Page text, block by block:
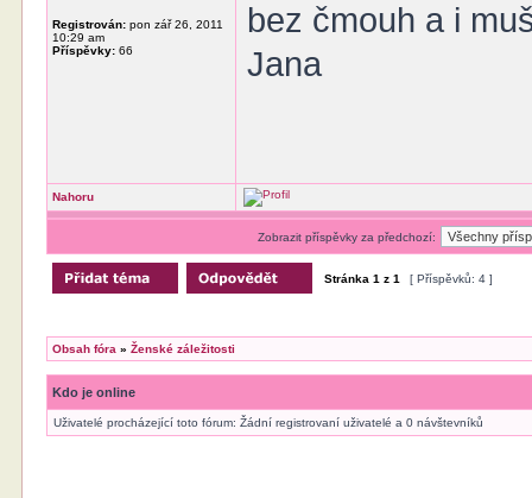
Registrován: pon zář 26, 2011
10:29 am
Příspěvky: 66
bez čmouh a i
Jana
Nahoru
Zobrazit příspěvky za předchozí:
Stránka1 z1 [ Příspěvků: 4 ]
Obsah fóra »Ženské záležitosti
Kdo je online
Uživatelé procházející toto fórum: Žádní registrovaní uživatelé a 0 návštevníků